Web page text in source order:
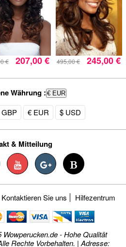
€ 207,00 € 495,00 € 245,00 €
Währung :€ EUR
€ EUR $ USD
& Mitteilung
Kontaktieren Sie uns Hilfezentrum
- Hohe Qualität
Rechte Vorbehalten. | Adresse: